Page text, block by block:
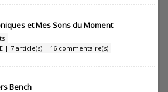
et Mes Sons du Moment
| 7 article(s) | 16 commentaire(s)
Bench